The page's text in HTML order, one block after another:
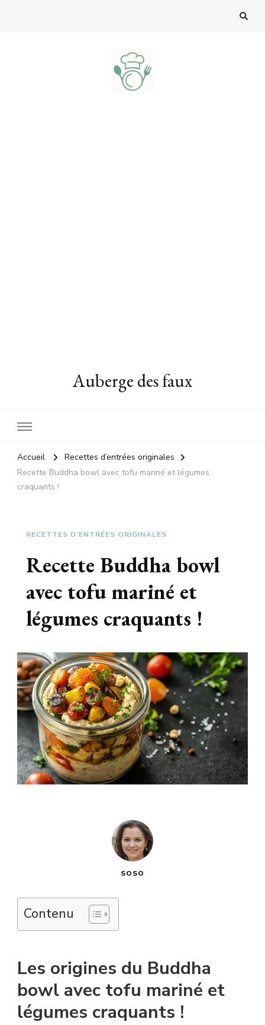
Auberge des faux
Accueil
Recettes d’entrées originales
Recette Buddha bowl avec tofu mariné et légumes
craquants !
RECETTES D’ENTRÉES ORIGINALES
Recette Buddha bowl
avec tofu mariné et
légumes craquants !
SOSO
Contenu
Les origines du Buddha
bowl avec tofu mariné et
légumes craquants !